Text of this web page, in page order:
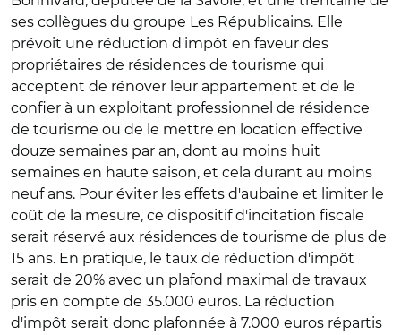
ses collègues du groupe Les Républicains. Elle
prévoit une réduction d'impôt en faveur des
propriétaires de résidences de tourisme qui
acceptent de rénover leur appartement et de le
confier à un exploitant professionnel de résidence
de tourisme ou de le mettre en location effective
douze semaines par an, dont au moins huit
semaines en haute saison, et cela durant au moins
neuf ans. Pour éviter les effets d'aubaine et limiter le
coût de la mesure, ce dispositif d'incitation fiscale
serait réservé aux résidences de tourisme de plus de
15 ans. En pratique, le taux de réduction d'impôt
serait de 20% avec un plafond maximal de travaux
pris en compte de 35.000 euros. La réduction
d'impôt serait donc plafonnée à 7.000 euros répartis